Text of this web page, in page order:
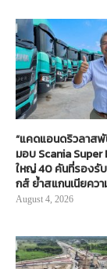
“แคดแอนดริวลาส
มอบ Scania
ใหญ่ 40 คันที่รองรั
กส์ ย้ำสแกนเนียคว
August 4, 2026